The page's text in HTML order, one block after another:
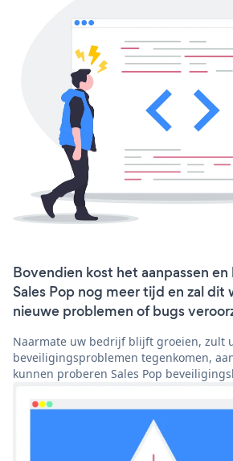
Bovendien kost het aanpassen
Sales Pop nog meer tijd en zal dit
nieuwe problemen of bugs
Naarmate uw bedrijf blijft groeien, zult
beveiligingsproblemen tegenkomen,
kunnen proberen Sales Pop